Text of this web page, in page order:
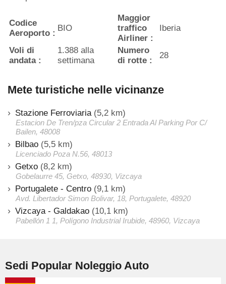
Codice
Aeroporto :
BIO
Maggior
traffico
Airliner :
Iberia
Voli di
andata :
1.388 alla
settimana
Numero
di rotte :
28
Mete turistiche nelle vicinanze
Stazione Ferroviaria(5,2 km)
Estacion De Tren/pza Circular 2 Entrada Al Parking Por C/
Bailen, 48008
Bilbao (5,5 km)
Licenciado Poza N.56, 48013
Getxo (8,2 km)
Gobelaurre 45, Getxo, 48930, Vizcaya
Portugalete - Centro (9,1 km)
Avd. Libertador Simon Bolivar, 18, Portugalete, 48920
Vizcaya - Galdakao (10,1 km)
Pabellón 1 1, Polígono Industrial Irubide, 48960, Vizcaya
Sedi Popular Noleggio Auto